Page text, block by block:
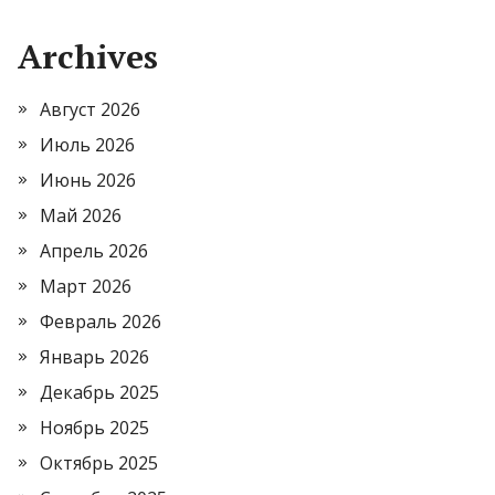
Archives
Август 2026
Июль 2026
Июнь 2026
Май 2026
Апрель 2026
Март 2026
Февраль 2026
Январь 2026
Декабрь 2025
Ноябрь 2025
Октябрь 2025